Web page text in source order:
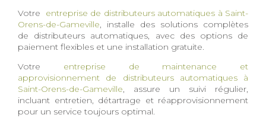
Votre entreprise de distributeurs automatiques à Saint-
Orens-de-Gameville, installe des solutions complètes
de distributeurs automatiques, avec des options de
paiement flexibles et une installation gratuite.
Votre entreprise de maintenance et
approvisionnement de distributeurs automatiques à
Saint-Orens-de-Gameville, assure un suivi régulier,
incluant entretien, détartrage et réapprovisionnement
pour un service toujours optimal.